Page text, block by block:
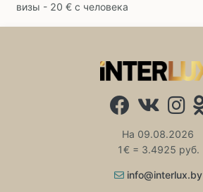
визы - 20 € с человека
На 09.08.2026
1€ = 3.4925 руб.
info@interlux.by